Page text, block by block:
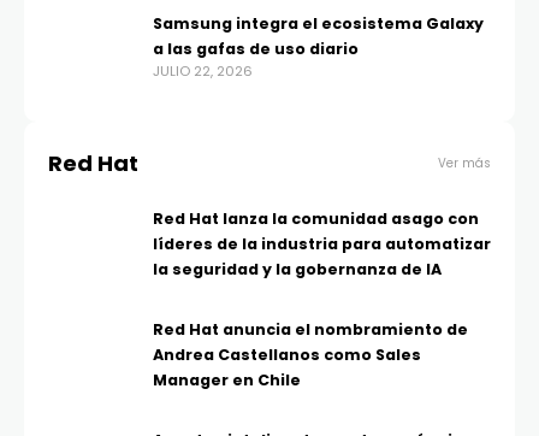
Samsung integra el ecosistema Galaxy
a las gafas de uso diario
JULIO 22, 2026
Red Hat Ver más
Red Hat lanza la comunidad asago con
líderes de la industria para automatizar
la seguridad y la gobernanza de IA
Red Hat anuncia el nombramiento de
Andrea Castellanos como Sales
Manager en Chile